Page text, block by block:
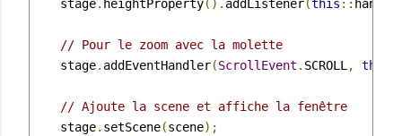
    stage
. heightProperty(). addListener(this ::
// Pour le zoom avec la molette
    stage
. addEventHandler(ScrollEvent . SCROLL, this
// Ajoute la scene et affiche la fenêtre
    stage
. setScene(scene);